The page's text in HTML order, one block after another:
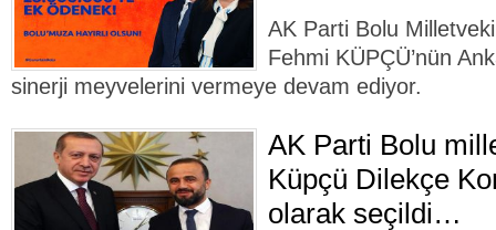
AK Parti Bolu
Fehmi KÜPÇÜ’nün
sinerji meyvelerini vermeye devam ediyor.
AK Parti Bolu
Küpçü Dilekçe
olarak seçildi…